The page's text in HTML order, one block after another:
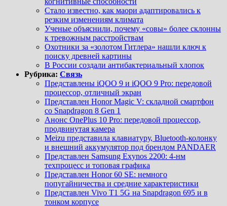
Стало известно, как маори адаптировались к
резким изменениям климата
Ученые объяснили, почему «совы» более склонны
к тревожным расстройствам
Охотники за «золотом Гитлера» нашли ключ к
поиску древней картины
В России создали антибактериальный хлопок
Рубрика: Связь
Представлены iQOO 9 и iQOO 9 Pro: передовой
процессор, отличный экран
Представлен Honor Magic V: складной смартфон
со Snapdragon 8 Gen 1
Анонс OnePlus 10 Pro: передовой процессор,
продвинутая камера
Meizu представила клавиатуру, Bluetooth-колонку
и внешний аккумулятор под брендом PANDAER
Представлен Samsung Exynos 2200: 4-нм
техпроцесс и топовая графика
Представлен Honor 60 SE: немного
попугайничества и средние характеристики
Представлен Vivo T1 5G на Snapdragon 695 и в
тонком корпусе